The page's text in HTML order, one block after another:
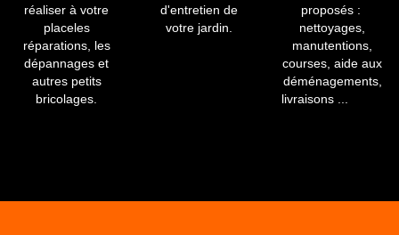
réaliser à votre
placeles
réparations, les
dépannages et
autres petits
bricolages.
d'entretien de
votre jardin.
proposés :
nettoyages,
manutentions,
courses, aide aux
déménagements,
livraisons ...